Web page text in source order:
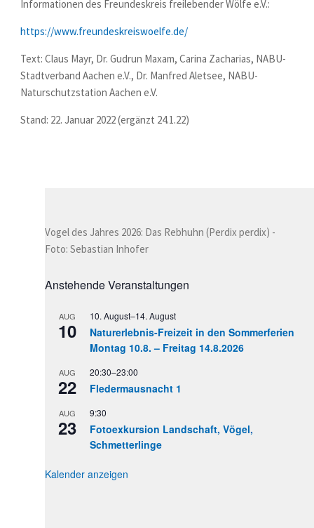
Informationen des Freundeskreis freilebender Wölfe e.V.:
https://www.freundeskreiswoelfe.de/
Text: Claus Mayr, Dr. Gudrun Maxam, Carina Zacharias, NABU-
Stadtverband Aachen e.V., Dr. Manfred Aletsee, NABU-
Naturschutzstation Aachen e.V.
Stand: 22. Januar 2022 (ergänzt 24.1.22)
Vogel des Jahres 2026: Das Rebhuhn (Perdix perdix) -
Foto: Sebastian Inhofer
Anstehende Veranstaltungen
AUG
10
10. August–14. August
Naturerlebnis-Freizeit in den Sommerferien
Montag 10.8. – Freitag 14.8.2026
AUG
22
20:30–23:00
Fledermausnacht 1
AUG
23
9:30
Fotoexkursion Landschaft, Vögel,
Schmetterlinge
Kalender anzeigen